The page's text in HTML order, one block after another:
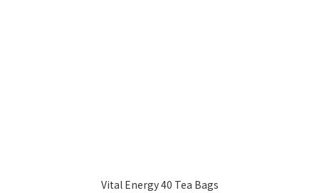
Vital Energy 40 Tea Bags